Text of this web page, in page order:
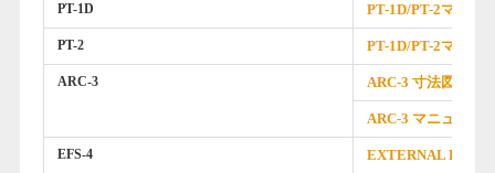
PT-1D PT-1D/PT-2マニュ
PT-2 PT-1D/PT-2マニュ
ARC-3 ARC-3 寸法図
ARC-3 マニュアル
EFS-4 EXTERNAL